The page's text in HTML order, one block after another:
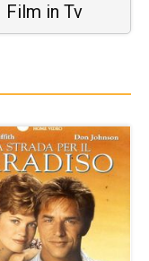
Film in Tv